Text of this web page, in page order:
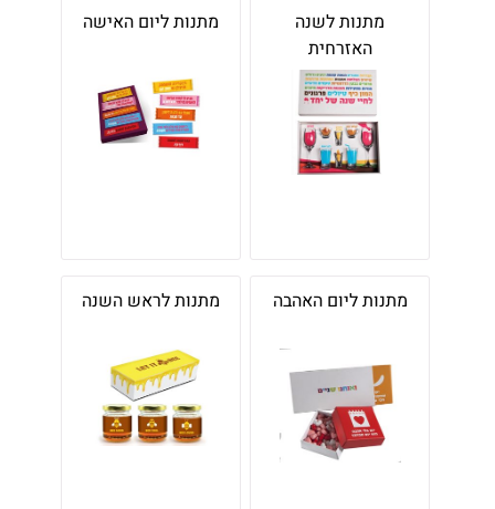
מתנות לשנה
האזרחית
מתנות ליום האישה
מתנות ליום האהבה מתנות לראש השנה